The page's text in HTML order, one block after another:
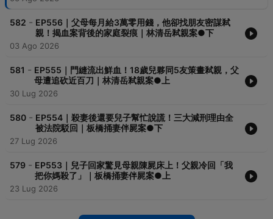
582 - EP556｜父母每月給3萬零用錢，他卻找朋友密謀弒
親！揭血案背後的家庭裂痕｜林清岳弒親案●下
03 Ago 2026
581 - EP555｜門縫流出鮮血！18歲兒夥同5友策畫弒親，父
母遭追砍近百刀｜林清岳弒親案●上
30 Lug 2026
580 - EP554｜殺妻後還要兒子幫忙說謊！三大減刑理由全
被法院駁回｜板橋捅妻伴屍案●下
27 Lug 2026
579 - EP553｜兒子回家驚見母親陳屍床上！父親冷回「我
把你媽殺了」｜板橋捅妻伴屍案●上
23 Lug 2026